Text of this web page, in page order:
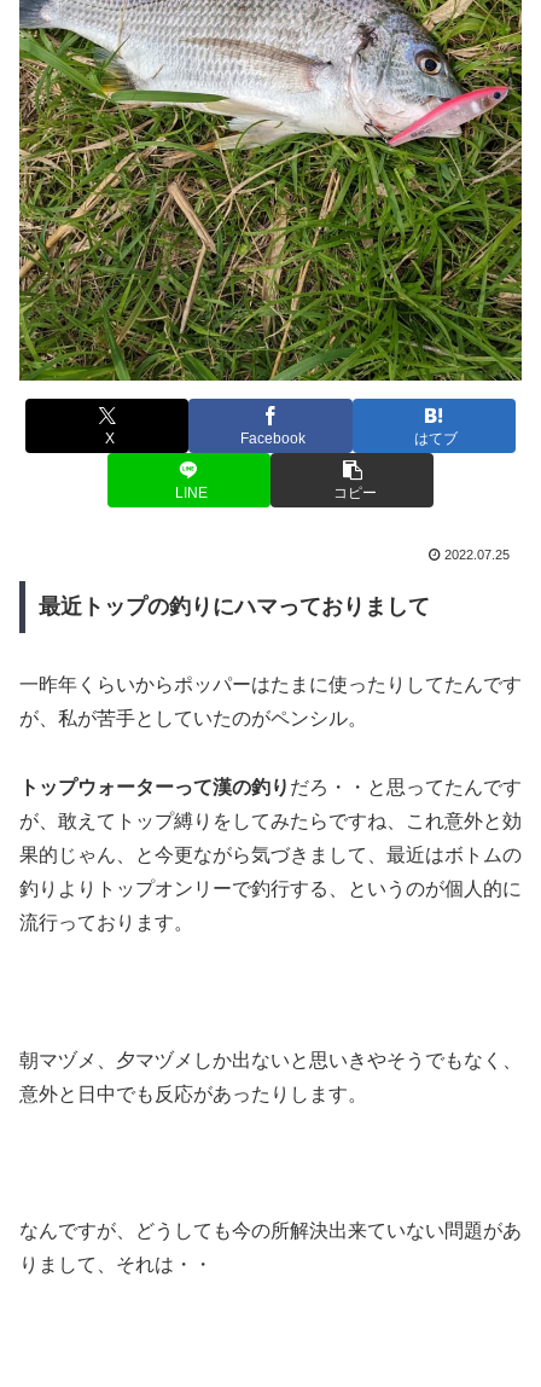
X Facebook はてブ
LINE コピー
2022.07.25
最近トップの釣りにハマっておりまして
一昨年くらいからポッパーはたまに使ったりしてたんです
が、私が苦手としていたのがペンシル。
トップウォーターって漢の釣り だろ・・と思ってたんです
が、敢えてトップ縛りをしてみたらですね、これ意外と効
果的じゃん、と今更ながら気づきまして、最近はボトムの
釣りよりトップオンリーで釣行する、というのが個人的に
流行っております。
朝マヅメ、夕マヅメしか出ないと思いきやそうでもなく、
意外と日中でも反応があったりします。
なんですが、どうしても今の所解決出来ていない問題があ
りまして、それは・・